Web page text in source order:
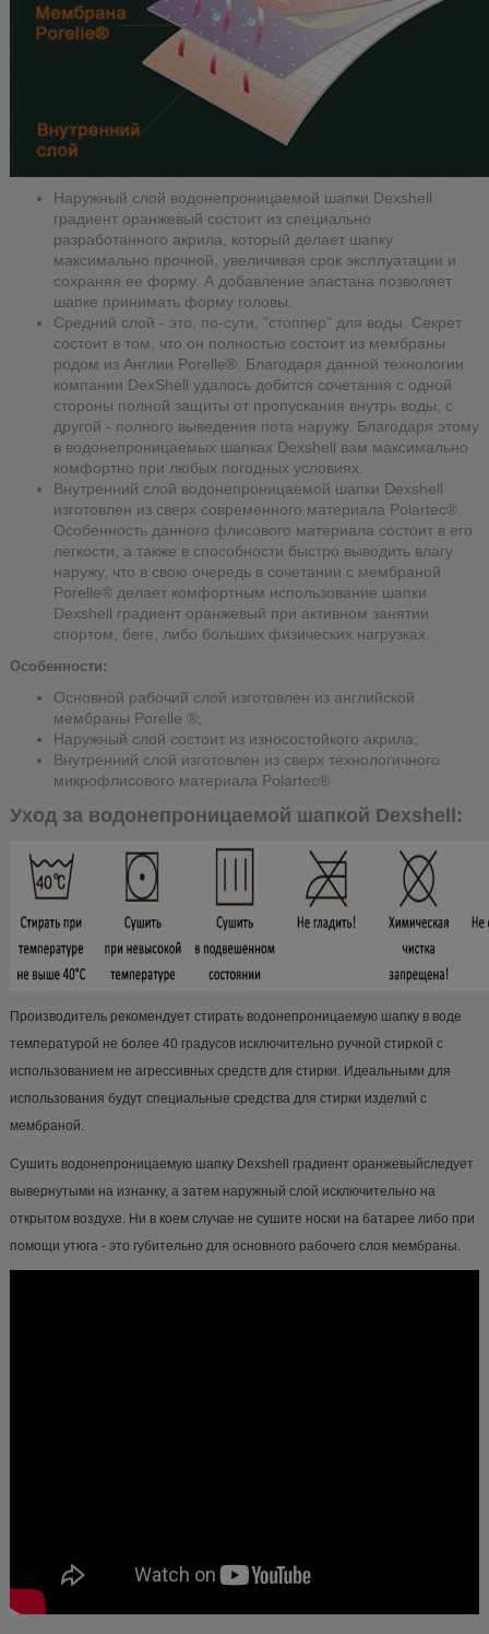
Наружный слой водонепроницаемой шапки Dexshell
градиент оранжевый состоит из специально
разработанного акрила, который делает шапку
максимально прочной, увеличивая срок эксплуатации и
сохраняя ее форму. А добавление эластана позволяет
шапке принимать форму головы.
Средний слой - это, по-сути, "стоппер" для воды. Секрет
состоит в том, что он полностью состоит из мембраны
родом из Англии Porelle®. Благодаря данной технологии
компании DexShell удалось добится сочетания с одной
стороны полной защиты от пропускания внутрь воды, с
другой - полного выведения пота наружу. Благодаря этому
в водонепроницаемых шапках Dexshell вам максимально
комфортно при любых погодных условиях.
Внутренний слой водонепроницаемой шапки Dexshell
изготовлен из сверх современного материала Polartec®.
Особенность данного флисового материала состоит в его
легкости, а также в способности быстро выводить влагу
наружу, что в свою очередь в сочетании с мембраной
Porelle® делает комфортным использование шапки
Dexshell градиент оранжевый при активном занятии
спортом, беге, либо больших физических нагрузках.
Особенности:
Основной рабочий слой изготовлен из английской
мембраны Porelle ®;
Наружный слой состоит из износостойкого акрила;
Внутренний слой изготовлен из сверх технологичного
микрофлисового материала Polartec®
Уход за водонепроницаемой шапкой Dexshell:
Производитель рекомендует стирать водонепроницаемую шапку в воде
температурой не более 40 градусов исключительно ручной стиркой с
использованием не агрессивных средств для стирки. Идеальными для
использования будут специальные средства для стирки изделий с
мембраной.
Сушить водонепроницаемую шапку Dexshell градиент оранжевыйследует
вывернутыми на изнанку, а затем наружный слой исключительно на
открытом воздухе. Ни в коем случае не сушите носки на батарее либо при
помощи утюга - это губительно для основного рабочего слоя мембраны.